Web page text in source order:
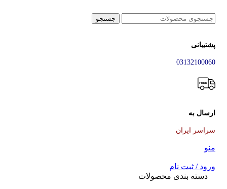
جستجو
پشتیبانی
03132100060
ارسال به
سراسر ایران
منو
ورود / ثبت نام
دسته بندی محصولات